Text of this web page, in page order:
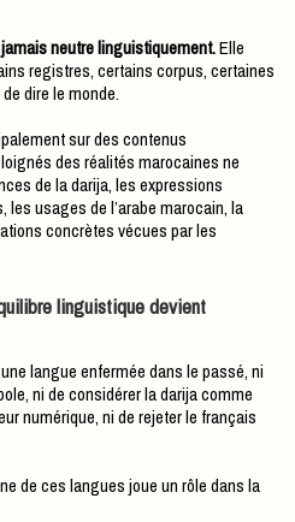
neutre linguistiquement.Elle
registres, certains corpus, certaines
dire le monde.
sur des contenus
des réalités marocaines ne
de la darija, les expressions
usages de l’arabe marocain, la
concrètes vécues par les
linguistique devient
ni de considérer la darija comme
numérique, ni de rejeter le français
de ces langues joue un rôle dans la